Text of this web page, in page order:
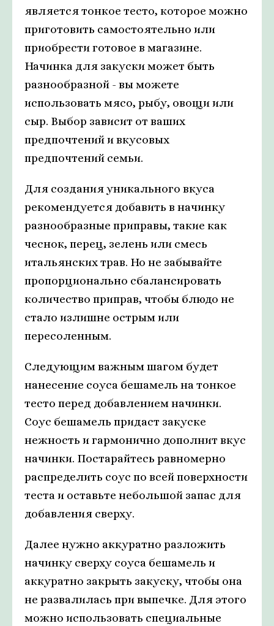
является тонкое тесто, которое можно
приготовить самостоятельно или
приобрести готовое в магазине.
Начинка для закуски может быть
разнообразной - вы можете
использовать мясо, рыбу, овощи или
сыр. Выбор зависит от ваших
предпочтений и вкусовых
предпочтений семьи.
Для создания уникального вкуса
рекомендуется добавить в начинку
разнообразные приправы, такие как
чеснок, перец, зелень или смесь
итальянских трав. Но не забывайте
пропорционально сбалансировать
количество приправ, чтобы блюдо не
стало излишне острым или
пересоленным.
Следующим важным шагом будет
нанесение соуса бешамель на тонкое
тесто перед добавлением начинки.
Соус бешамель придаст закуске
нежность и гармонично дополнит вкус
начинки. Постарайтесь равномерно
распределить соус по всей поверхности
теста и оставьте небольшой запас для
добавления сверху.
Далее нужно аккуратно разложить
начинку сверху соуса бешамель и
аккуратно закрыть закуску, чтобы она
не развалилась при выпечке. Для этого
можно использовать специальные